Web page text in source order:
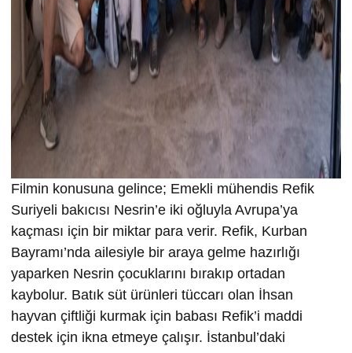
Filmin konusuna gelince; Emekli mühendis Refik
Suriyeli bakıcısı Nesrin’e iki oğluyla Avrupa’ya
kaçması için bir miktar para verir. Refik, Kurban
Bayramı’nda ailesiyle bir araya gelme hazırlığı
yaparken Nesrin çocuklarını bırakıp ortadan
kaybolur. Batık süt ürünleri tüccarı olan İhsan
hayvan çiftliği kurmak için babası Refik’i maddi
destek için ikna etmeye çalışır. İstanbul’daki